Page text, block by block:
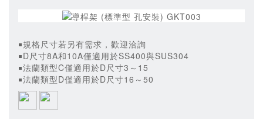
￭規格尺寸若另有需求，歡迎洽詢
￭D尺寸8A和10A僅適用於SS400與SUS304
￭法蘭類型C僅適用於D尺寸3～15
￭法蘭類型D僅適用於D尺寸16～50